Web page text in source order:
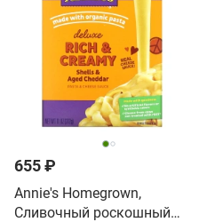
655 ₽
Annie's Homegrown,
Сливочный роскошный